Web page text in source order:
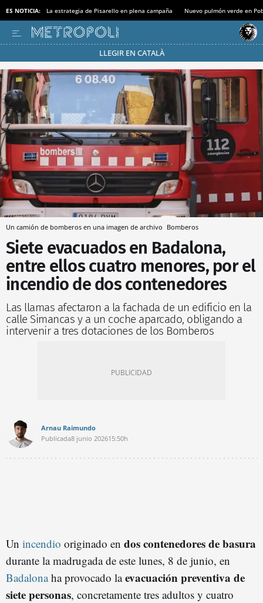
ES NOTICIA: La estrategia de Pisarello en plena campaña Nuevo pulmón verde en
LLEGIR EN CATALÀ
Pásate al MODO AHORRO
Un camión de bomberos en una imagen de archivo Bomberos
Siete evacuados en Badalona,
entre ellos cuatro menores, por el
incendio de dos contenedores
Las llamas afectaron a la fachada de un edificio en la
calle Simancas y a un coche aparcado, obligando a
intervenir a tres dotaciones de los Bomberos
Arnau Raimundo
Publicada8 junio 202615:50h
Un incendio originado en dos contenedores de basura
durante la madrugada de este lunes, 8 de junio, en
Badalonaha provocado laevacuación preventiva de
siete personas, concretamente tres adultos y cuatro